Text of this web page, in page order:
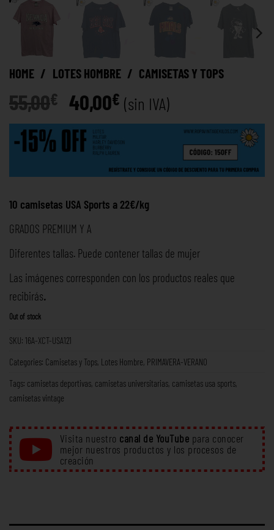
HOME / LOTES HOMBRE / CAMISETAS Y TOPS
55,00€ 40,00€ (sin IVA)
10 camisetas USA Sports a 22€/kg
GRADOS PREMIUM Y A
Diferentes tallas. Puede contener tallas de mujer
Las imágenes corresponden con los productos reales que
recibirás.
Out of stock
SKU: 16A-XCT-USA121
Categories: Camisetas y Tops Lotes Hombre PRIMAVERA-VERANO
Tags: camisetas deportivas camisetas universitarias camisetas usa sports
camisetas vintage
Visita nuestro canal de YouTube para conocer
mejor nuestros productos y los procesos de
creación